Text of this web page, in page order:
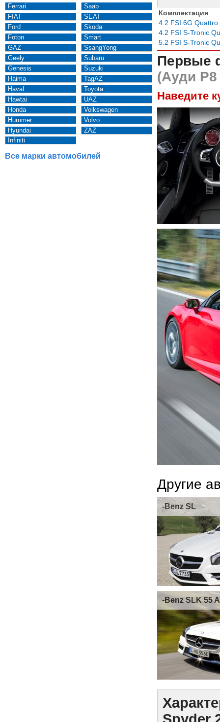
Ferrari
FIAT
Ford
Foton
GAZ
Geely
Genesis
Haima
Haval
Hawtai
Honda
Hummer
Hyundai
Infiniti
Saab
SEAT
Skoda
Smart
SsangYong
Subaru
Suzuki
TagAZ
Toyota
UAZ
Volkswagen
Volvo
ZAZ
Все марки автомобилей
Комплектация
4.2 FSI 6G Quattro
4.2 FSI S-Tronic
5.2 FSI S-Tronic
Первые
(Ауди
Наведите
Другие
-Benz SL
-Benz SLK 55